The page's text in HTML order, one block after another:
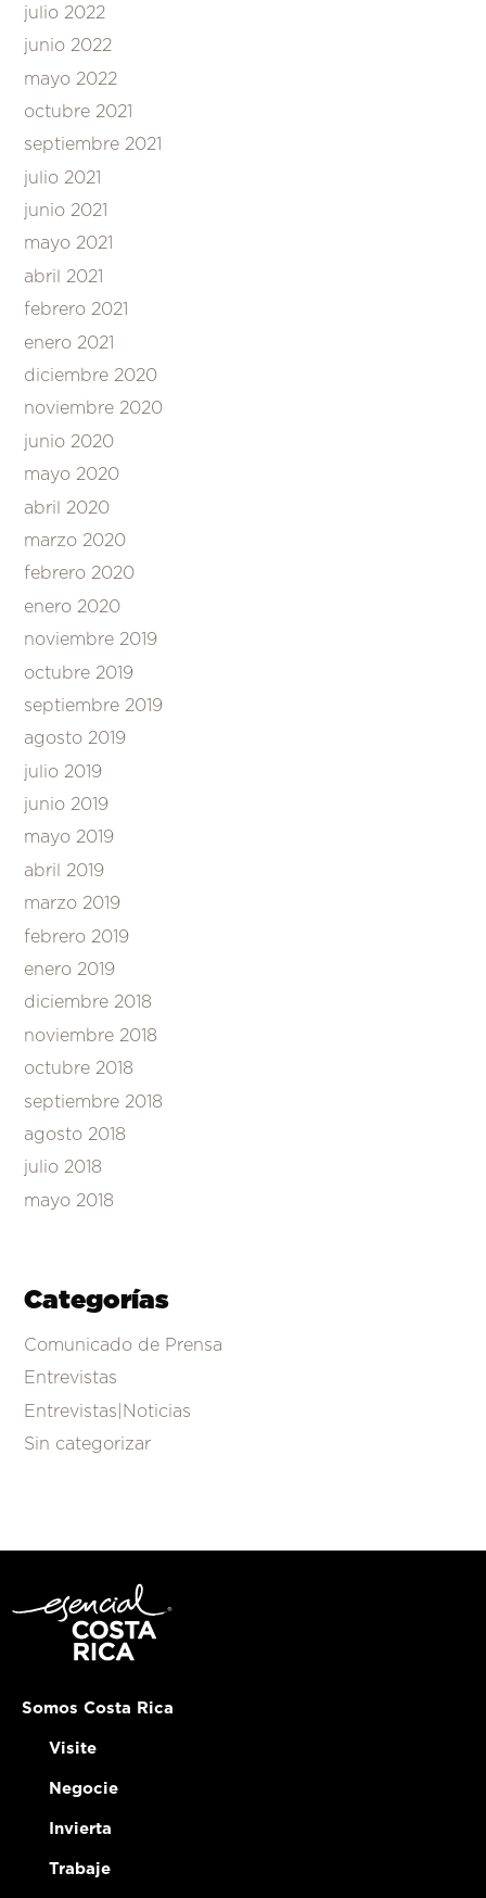
julio 2022
junio 2022
mayo 2022
octubre 2021
septiembre 2021
julio 2021
junio 2021
mayo 2021
abril 2021
febrero 2021
enero 2021
diciembre 2020
noviembre 2020
junio 2020
mayo 2020
abril 2020
marzo 2020
febrero 2020
enero 2020
noviembre 2019
octubre 2019
septiembre 2019
agosto 2019
julio 2019
junio 2019
mayo 2019
abril 2019
marzo 2019
febrero 2019
enero 2019
diciembre 2018
noviembre 2018
octubre 2018
septiembre 2018
agosto 2018
julio 2018
mayo 2018
Categorías
Comunicado de Prensa
Entrevistas
Entrevistas|Noticias
Sin categorizar
Somos Costa Rica
Visite
Negocie
Invierta
Trabaje